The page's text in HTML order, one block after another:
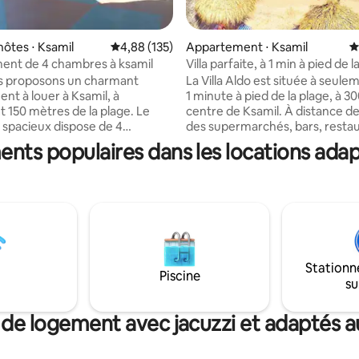
base de 139 commentaires : 4,93 sur 5
⋅ Ksamil Évaluation moyenne sur la base de 135
4,88 (135)
de 4 chambres à ksamil
proposons un charmant
à louer à Ksamil, à
150 mètres de la plage. Le
dispose de 4
chacune avec un lit double,
la climatisation, un
comprend un grand
pour la détente, et un
sur place. Cet
est idéal pour les familles
en bord de mer !
nous pour réserver votre
Appartement ⋅ Ksamil
Villa parfaite, à 1 min à pied de
Aldo 1
La Villa Aldo est située à
1 minute à pied de la plage, à
centre de Ksamil. À distance
des supermarchés, bars,
Wifi gratuit. 2 climatiseurs dans les deux
chambres, TV. Serviettes de salle de bain
transport de Tirana à Ksamil et
terminal de ferry de Saranda à
Nous pouvons vous aider à
voiture à un prix raisonnable. Nous
proposons également des
bateau incroyables !!!
populaires dans les locations
Piscine
logement avec jacuzzi et adaptés